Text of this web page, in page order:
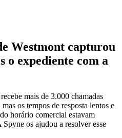
Westmont capturou
o expediente com a
mais de 3.000 chamadas
os tempos de resposta lentos e
horário comercial estavam
os ajudou a resolver esse